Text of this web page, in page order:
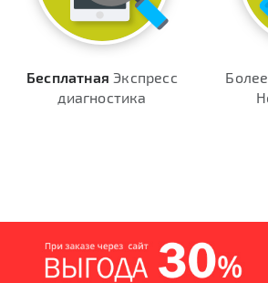
Бесплатная Экспресс
диагностика
Более